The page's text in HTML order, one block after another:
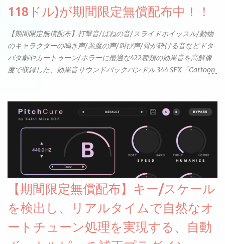
118ドル)が期間限定無償配布中！！
【期間限定無償配布】打撃音/ばねの音/スライドホイッスル/動物
のキャラクターの鳴き声/悪魔の声/叫び声/骨が砕ける音などドタ
バタ劇やカートゥーン/ホラーに最適な422種類の効果音を高解像
度で収録した、効果音サウンドパックバンドル 344 SFX「Cartoon
【期間限定無償配布】キー/スケール
を検出し、リアルタイムで自然なオ
ートチューン処理を実現する、自動